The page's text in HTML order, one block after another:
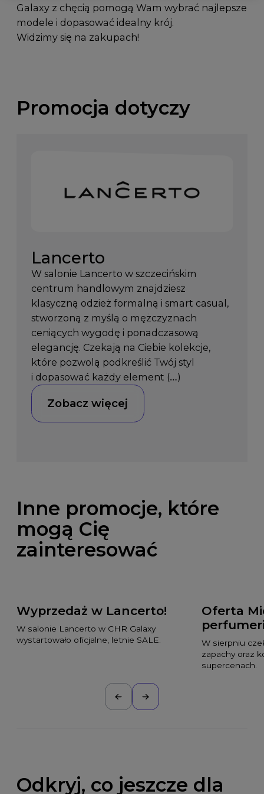
Galaxy z chęcią pomogą Wam wybrać najlepsze
modele i dopasować idealny krój.
Widzimy się na zakupach!
Promocja dotyczy
Lancerto
W salonie Lancerto w szczecińskim
centrum handlowym znajdziesz
klasyczną odzież formalną i smart casual,
stworzoną z myślą o mężczyznach
ceniących wygodę i ponadczasową
elegancję. Czekają na Ciebie kolekcje,
które pozwolą podkreślić Twój styl
i dopasować każdy element (…)
Zobacz więcej
Inne promocje, które
mogą Cię
zainteresować
Wyprzedaż w Lancerto!
W salonie Lancerto w CHR Galaxy
wystartowało oficjalne, letnie SALE.
Oferta
W sierpniu
zapachy oraz
supercenach.
Odkryj, co jeszcze dla